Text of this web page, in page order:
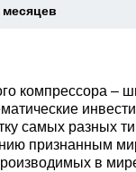
месяцев
компрессора
самых разных
признанным
в